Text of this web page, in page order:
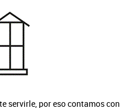
servirle, por eso contamos con